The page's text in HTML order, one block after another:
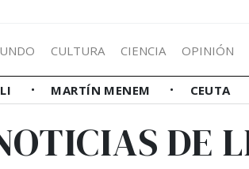
CULTURA CIENCIA OPINIÓN
MARTÍN MENEM CEUTA
DE